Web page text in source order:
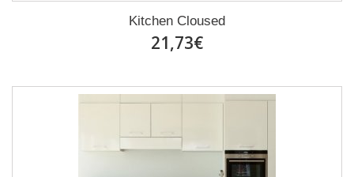
Kitchen Cloused
21,73€